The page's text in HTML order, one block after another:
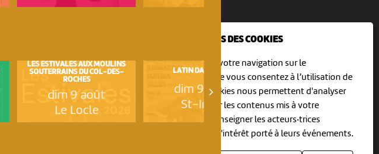
NOUS UTILISONS DES COOKIES
En poursuivant votre navigation sur le
culturoscoPe site vous consentez à l’utilisation de
cookies. Les cookies nous permettent d'analyser
le trafic, d’affiner les contenus mis à votre
disposition et renseigner les acteurs·trices
culturel·le·s sur l'intérêt porté à leurs événements.
LES ESTIVALES AUX MOULINS
SOUTERRAINS DU COL-DES-
ROCHES
dim 9 août
Le Locle
LATIN DANCE DAY
dim 9 août
St-Imier
L'ORGUE S'INVITE AUX
À ST-URSANNE
dim 9 août
St-Ursanne